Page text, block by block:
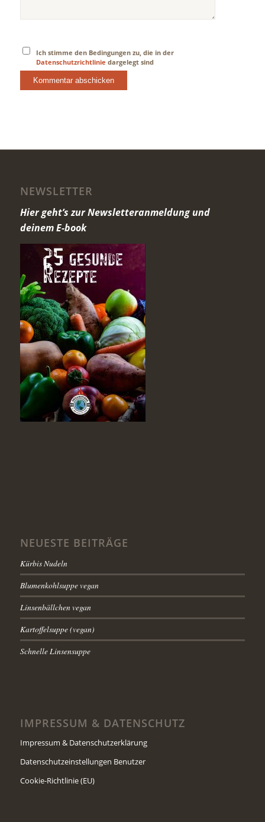
Ich stimme den Bedingungen zu, die in der
Datenschutzrichtlinie dargelegt sind
NEWSLETTER
Hier geht’s zur Newsletteranmeldung und
deinem E-book
NEUESTE BEITRÄGE
Kürbis Nudeln
Blumenkohlsuppe vegan
Linsenbällchen vegan
Kartoffelsuppe (vegan)
Schnelle Linsensuppe
IMPRESSUM & DATENSCHUTZ
Impressum & Datenschutzerklärung
Datenschutzeinstellungen Benutzer
Cookie-Richtlinie (EU)